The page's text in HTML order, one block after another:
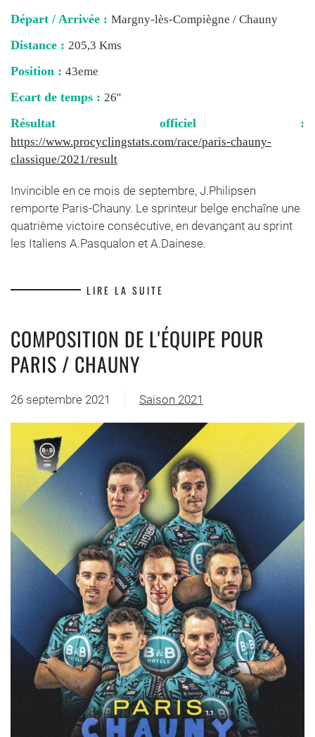
Départ / Arrivée : Margny-lès-Compiègne / Chauny
Distance : 205,3 Kms
Position : 43eme
Ecart de temps : 26''
Résultat officiel :
https://www.procyclingstats.com/race/paris-chauny-
classique/2021/result
Invincible en ce mois de septembre, J.Philipsen
remporte Paris-Chauny. Le sprinteur belge enchaîne une
quatrième victoire consécutive, en devançant au sprint
les Italiens A.Pasqualon et A.Dainese.
LIRE LA SUITE
COMPOSITION DE L'ÉQUIPE POUR
PARIS / CHAUNY
26 septembre 2021 Saison 2021